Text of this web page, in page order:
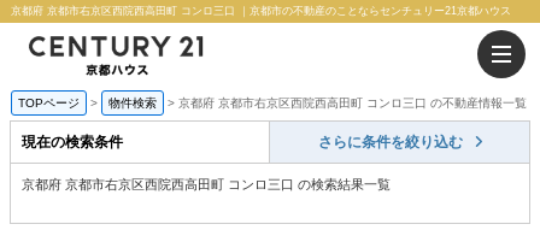
京都府 京都市右京区西院西高田町 コンロ三口 ｜京都市の不動産のことならセンチュリー21京都ハウス
TOPページ 物件検索 京都府 京都市右京区西院西高田町 コンロ三口 の不動産情報一覧
現在の検索条件 さらに条件を絞り込む
京都府 京都市右京区西院西高田町 コンロ三口 の検索結果一覧